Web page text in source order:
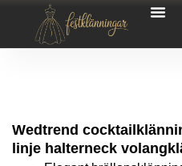
Wedtrend
linje halterneck